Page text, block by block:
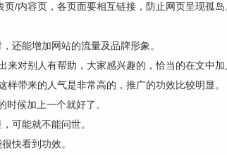
/内容页，各页面要相互链接，防止网页呈现孤岛
还能增加网站的流量及品牌形象。
对别人有帮助，大家感兴趣的，恰当的在文中加
带来的人气是非常高的，推广的功效比较明显。
候加上一个就好了。
可能就不能问世。
快看到功效。